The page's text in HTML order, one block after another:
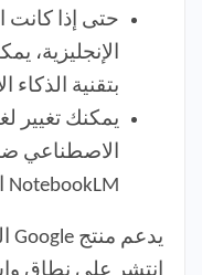
حتى إذا كانت
الإنجليزية،
بتقنية
يمكنك تغيير
الاصطناعي
NotebookLM الخاص بك.